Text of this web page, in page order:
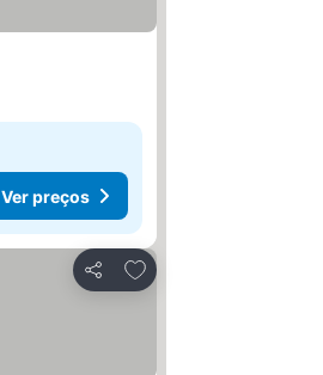
Ver preços
Partilhar
Adicionar aos favoritos